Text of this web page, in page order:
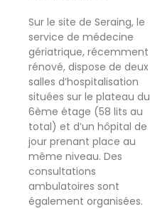
Sur le site de Seraing, le
service de médecine
gériatrique, récemment
rénové, dispose de deux
salles d’hospitalisation
situées sur le plateau du
6ème étage (58 lits au
total) et d’un hôpital de
jour prenant place au
même niveau. Des
consultations
ambulatoires sont
également organisées.